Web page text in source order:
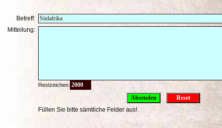
Betreff:
Mitteilung:
Restzeichen:
Füllen Sie bitte sämtliche Felder aus!